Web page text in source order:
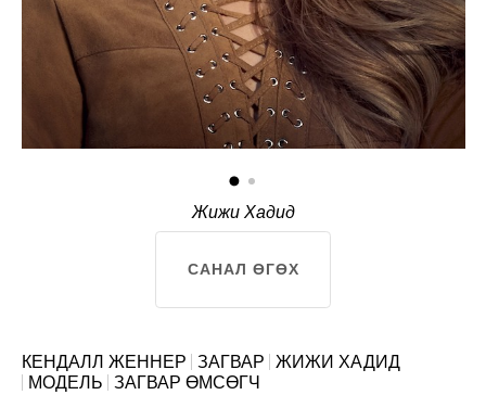
Жижи Хадид
САНАЛ ӨГӨХ
КЕНДАЛЛ ЖЕННЕР ЗАГВАР
ЖИЖИ ХАДИД
МОДЕЛЬ
ЗАГВАР ӨМСӨГЧ